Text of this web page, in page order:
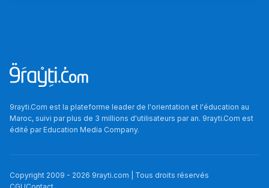
Ki Derti Liha
ومن الخارج، بشرى
9rayti.Com est la plateforme leader de l'orientation et l'éducation au
Maroc, suivi par plus de 3 millions d'utilisateurs par an. 9rayti.Com est
édité parEducation Media Company.
Copyright 2009 - 2026 9rayti.com | Tous droits réservés